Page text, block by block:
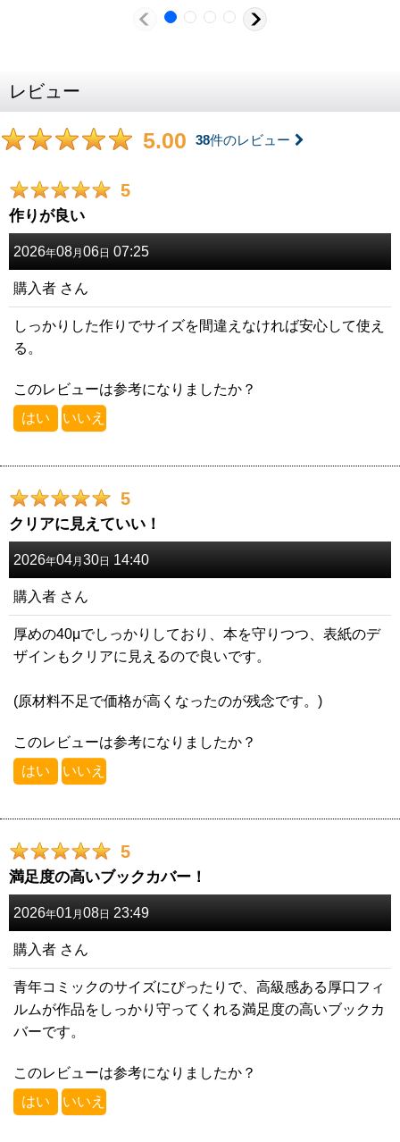
レビュー
5.00 38件のレビュー
5
作りが良い
2026年08月 06日 07:25
購入者 さん
しっかりした作りでサイズを間違えなければ安心して使え
る。
このレビューは参考になりましたか？
はい いいえ
5
クリアに見えていい！
2026年04月 30日 14:40
購入者 さん
厚めの40μでしっかりしており、本を守りつつ、表紙のデ
ザインもクリアに見えるので良いです。
(原材料不足で価格が高くなったのが残念です。)
このレビューは参考になりましたか？
はい いいえ
5
満足度の高いブックカバー！
2026年01 月 08日 23:49
購入者 さん
青年コミックのサイズにぴったりで、高級感ある厚口フィ
ルムが作品をしっかり守ってくれる満足度の高いブックカ
バーです。
このレビューは参考になりましたか？
はい いいえ